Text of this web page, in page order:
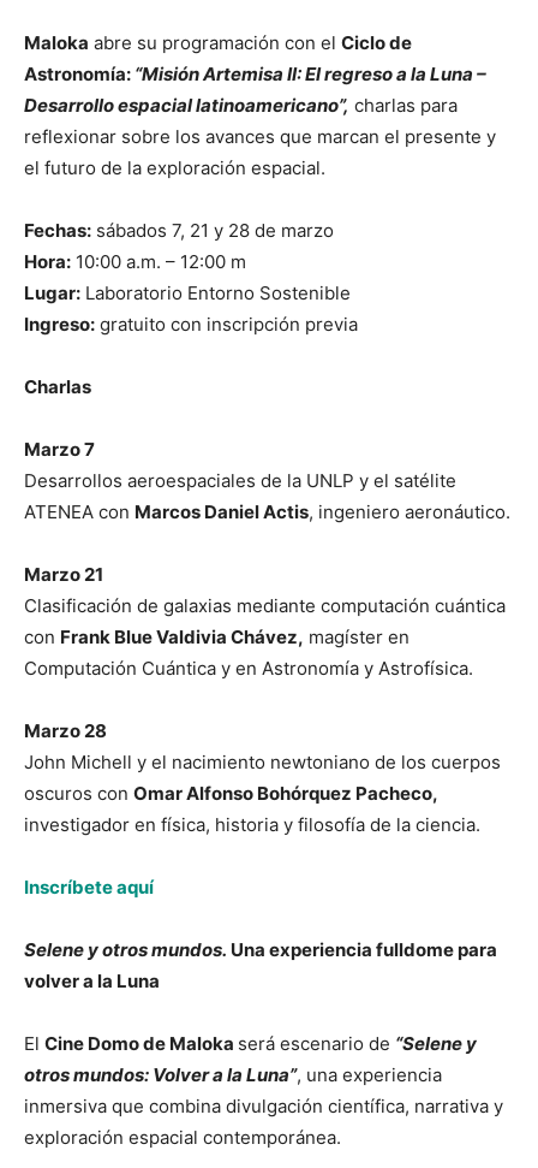
Maloka abre su programación con el Ciclo de
Astronomía: “Misión Artemisa II: El regreso a la Luna –
Desarrollo espacial latinoamericano”, charlas para
reflexionar sobre los avances que marcan el presente y
el futuro de la exploración espacial.
Fechas: sábados 7, 21 y 28 de marzo
Hora: 10:00 a.m. – 12:00 m
Lugar: Laboratorio Entorno Sostenible
Ingreso: gratuito con inscripción previa
Charlas
Marzo 7
Desarrollos aeroespaciales de la UNLP y el satélite
ATENEA con Marcos Daniel Actis, ingeniero aeronáutico.
Marzo 21
Clasificación de galaxias mediante computación cuántica
con Frank Blue Valdivia Chávez, magíster en
Computación Cuántica y en Astronomía y Astrofísica.
Marzo 28
John Michell y el nacimiento newtoniano de los cuerpos
oscuros con Omar Alfonso Bohórquez Pacheco,
investigador en física, historia y filosofía de la ciencia.
Inscríbete aquí
Selene y otros mundos. Una experiencia fulldome para
volver a la Luna
El Cine Domo de Maloka será escenario de “Selene y
otros mundos: Volver a la Luna”, una experiencia
inmersiva que combina divulgación científica, narrativa y
exploración espacial contemporánea.